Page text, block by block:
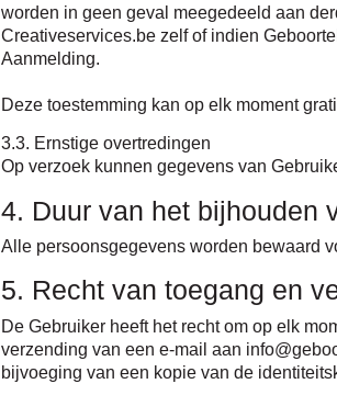
worden in geen geval meegedeeld aan
Creativeservices.be zelf of indien
Aanmelding.
Deze toestemming kan op elk moment
3.3. Ernstige overtredingen
Op verzoek kunnen gegevens van
4. Duur van het bijhouden
Alle persoonsgegevens worden bewaard
5. Recht van toegang en
De Gebruiker heeft het recht om op elk
verzending van een e-mail aan
bijvoeging van een kopie van de